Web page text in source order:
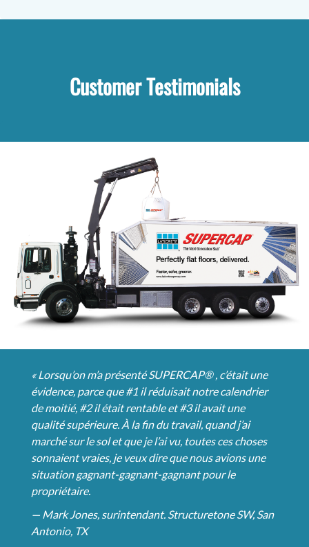
Customer Testimonials
« Lorsqu’on m’a présenté SUPERCAP® , c’était une
évidence, parce que #1 il réduisait notre calendrier
de moitié, #2 il était rentable et #3 il avait une
qualité supérieure. À la fin du travail, quand j’ai
marché sur le sol et que je l’ai vu, toutes ces choses
sonnaient vraies, je veux dire que nous avions une
situation gagnant-gagnant-gagnant pour le
propriétaire.
— Mark Jones, surintendant. Structuretone SW, San
Antonio, TX